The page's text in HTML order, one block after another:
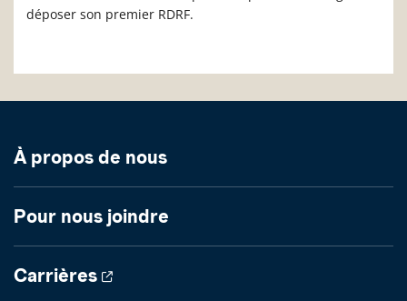
déposer son premier RDRF.
À propos de nous
Pour nous joindre
Carrières